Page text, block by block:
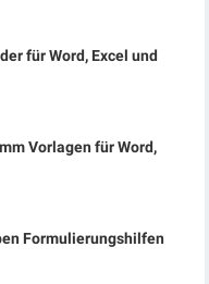
für Word, Excel und
Vorlagen für Word,
Formulierungshilfen